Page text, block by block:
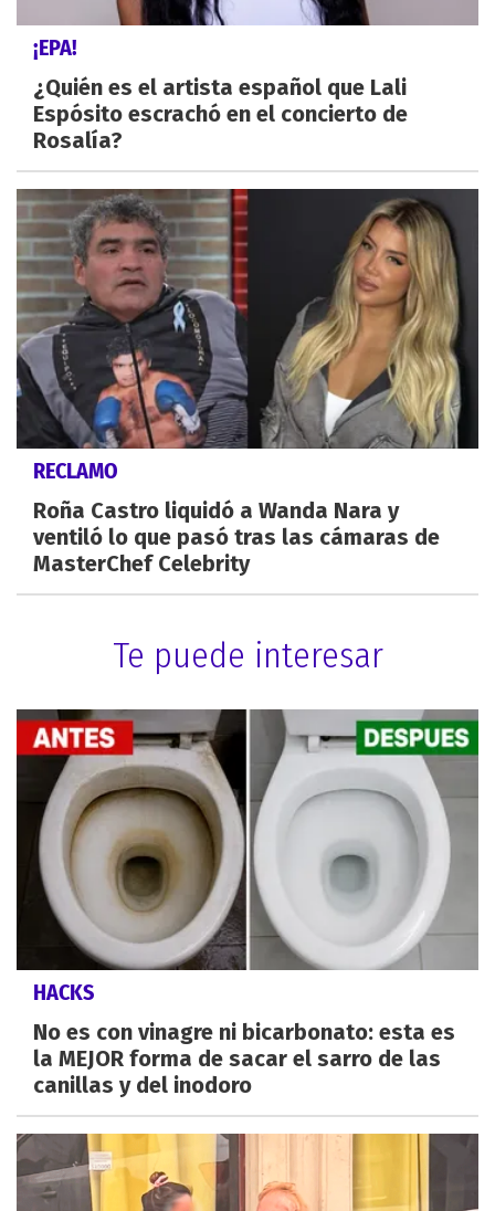
¡EPA!
¿Quién es el artista español que Lali
Espósito escrachó en el concierto de
Rosalía?
RECLAMO
Roña Castro liquidó a Wanda Nara y
ventiló lo que pasó tras las cámaras de
MasterChef Celebrity
Te puede interesar
HACKS
No es con vinagre ni bicarbonato: esta es
la MEJOR forma de sacar el sarro de las
canillas y del inodoro